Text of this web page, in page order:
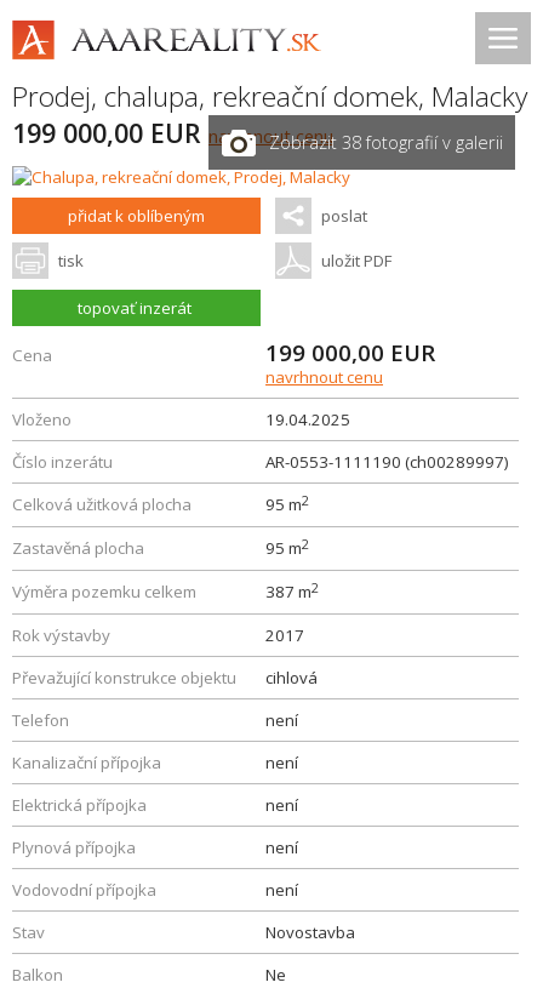
Prodej, chalupa, rekreační domek, Malacky
199 000,00 EUR navrhnout cenuZobrazit 38 fotografií v galerii
přidat k oblíbeným poslat
tisk uložit PDF
topovať inzerát
Cena 199 000,00 EUR
navrhnout cenu
Vloženo
19.04.2025
Číslo inzerátu
AR-0553-1111190 (ch00289997)
Celková užitková plocha
95 m2
Zastavěná plocha 95 m2
Výměra pozemku celkem 387 m2
Rok výstavby
2017
Převažující konstrukce objektu
cihlová
Telefon
není
Kanalizační přípojka
není
Elektrická přípojka
není
Plynová přípojka
není
Vodovodní přípojka
není
Stav
Novostavba
Balkon
Ne